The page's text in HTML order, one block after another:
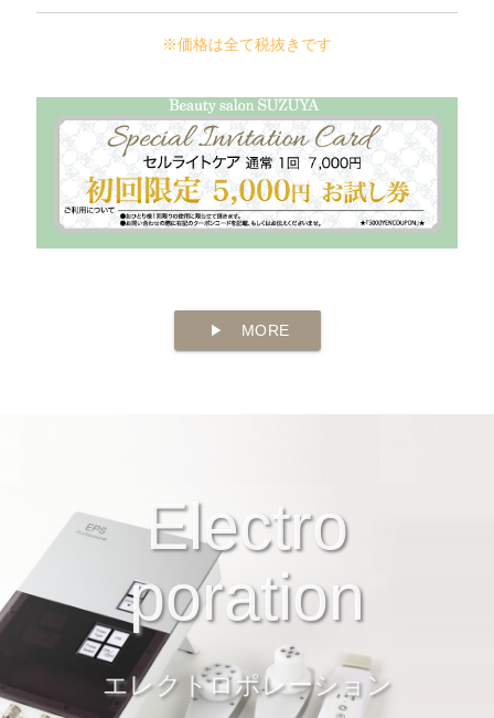
※価格は全て税抜きです
play_arrow MORE
Electro
poration
エレクトロポレーション